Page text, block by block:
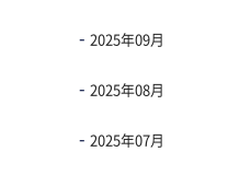
2025年09月
2025年08月
2025年07月